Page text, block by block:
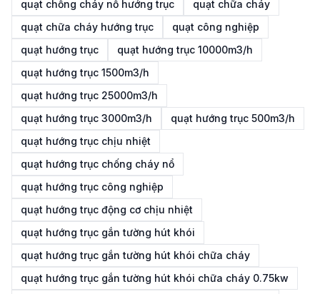
quạt chống cháy nổ hướng trục
quạt chữa cháy
quạt chữa cháy hướng trục
quạt công nghiệp
quạt hướng trục
quạt hướng trục 10000m3/h
quạt hướng trục 1500m3/h
quạt hướng trục 25000m3/h
quạt hướng trục 3000m3/h
quạt hướng trục 500m3/h
quạt hướng trục chịu nhiệt
quạt hướng trục chống cháy nổ
quạt hướng trục công nghiệp
quạt hướng trục động cơ chịu nhiệt
quạt hướng trục gắn tường hút khói
quạt hướng trục gắn tường hút khói chữa cháy
quạt hướng trục gắn tường hút khói chữa cháy 0.75kw